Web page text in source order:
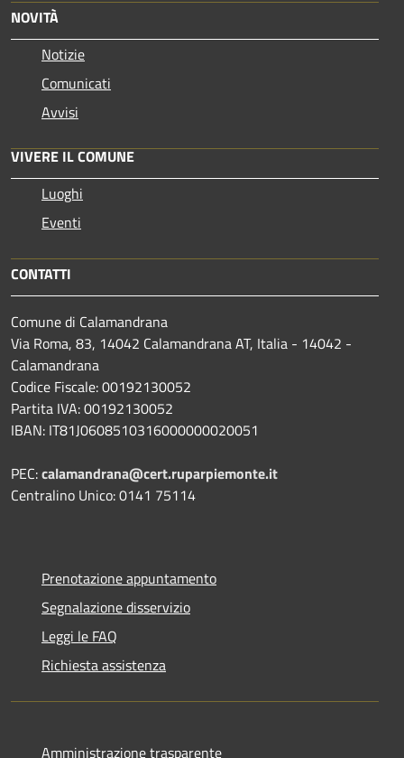
NOVITÀ
Notizie
Comunicati
Avvisi
VIVERE IL COMUNE
Luoghi
Eventi
CONTATTI
Comune di Calamandrana
Via Roma, 83, 14042 Calamandrana AT, Italia - 14042 -
Calamandrana
Codice Fiscale: 00192130052
Partita IVA: 00192130052
IBAN: IT81J0608510316000000020051
PEC:calamandrana@cert.ruparpiemonte.it
Centralino Unico: 0141 75114
Prenotazione appuntamento
Segnalazione disservizio
Leggi le FAQ
Richiesta assistenza
Amministrazione trasparente